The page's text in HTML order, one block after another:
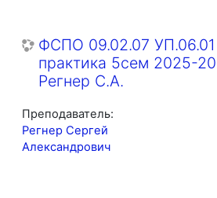
ФСПО 09.02.07 УП.06.01
практика 5сем 2025-
Регнер С.А.
Преподаватель:
Регнер Сергей
Александрович